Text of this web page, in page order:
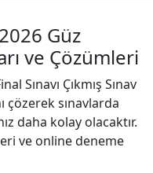
Güz
ve Çözümleri
Sınavı Çıkmış Sınav
çözerek sınavlarda
daha kolay olacaktır.
ve online deneme